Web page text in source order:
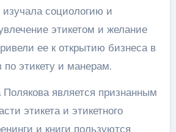
изучала социологию и
этикетом и желание
ее к открытию бизнеса в
по этикету и манерам.
Полякова является признанным
этикета и этикетного
и книги пользуются